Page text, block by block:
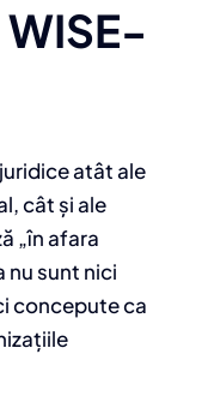
atât ale
cât și ale
„în afara
nu sunt nici
concepute ca